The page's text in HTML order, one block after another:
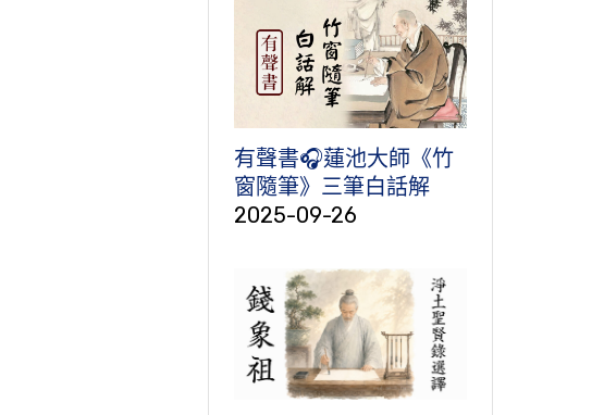
有聲書🎧蓮池大師《竹
窗隨筆》三筆白話解
2025-09-26